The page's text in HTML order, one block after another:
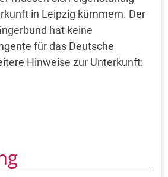
in Leipzig kümmern. Der
hat keine
für das Deutsche
Hinweise zur Unterkunft: